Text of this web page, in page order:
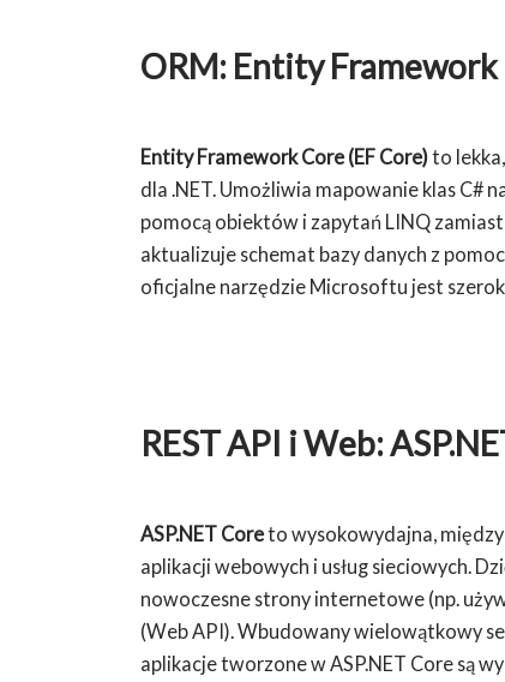
ORM: Entity Framework
Entity Framework Core (EF Core)to
dla .NET. Umożliwia mapowanie klas C#
pomocą obiektów i zapytań LINQ
aktualizuje schemat bazy danych z
oficjalne narzędzie Microsoftu jest
REST API i Web:
ASP.NET Coreto wysokowydajna,
aplikacji webowych i usług sieciowych.
nowoczesne strony internetowe (np.
(Web API). Wbudowany wielowątkowy
aplikacje tworzone w ASP.NET Core są